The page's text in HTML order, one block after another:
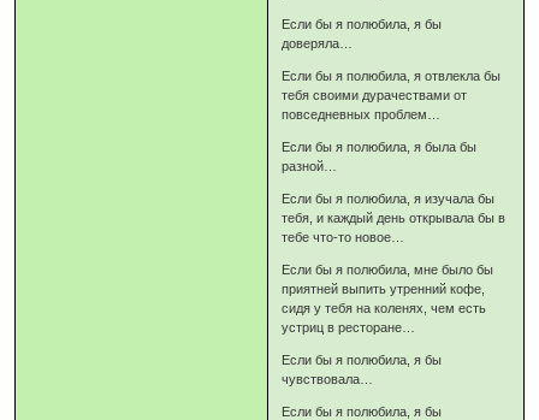
Если бы я полюбила, я бы
доверяла…
Если бы я полюбила, я отвлекла бы
тебя своими дурачествами от
повседневных проблем…
Если бы я полюбила, я была бы
разной…
Если бы я полюбила, я изучала бы
тебя, и каждый день открывала бы в
тебе что-то новое…
Если бы я полюбила, мне было бы
приятней выпить утренний кофе,
сидя у тебя на коленях, чем есть
устриц в ресторане…
Если бы я полюбила, я бы
чувствовала…
Если бы я полюбила, я бы